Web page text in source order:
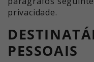
privacidade.
PESSOAIS